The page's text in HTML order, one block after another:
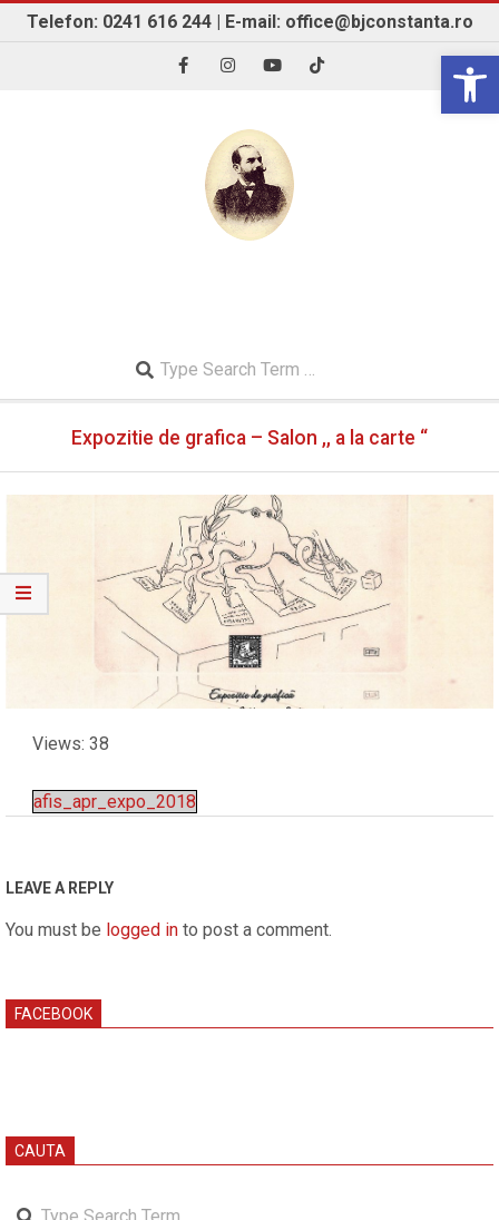
SkipTelefon: 0241 616 244 | E-mail: office@bjconstanta.ro
Search
NavigationExpozitie de grafica – Salon ,, a la carte “
Views: 38
afis_apr_expo_2018
02
LEAVE A REPLY
You must be logged in to post a comment.
FACEBOOK
CAUTA
Search